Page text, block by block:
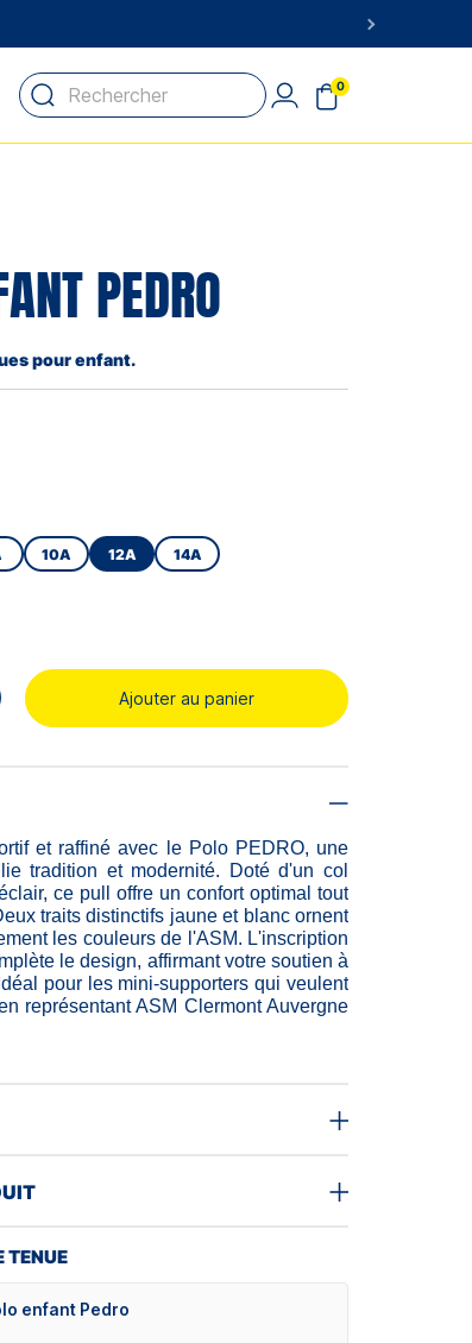
0
PEDRO
pour enfant.
10A 12A 14A
Ajouter au panier
et raffiné avec le Polo PEDRO, une
tradition et modernité. Doté d'un col
ce pull offre un confort optimal tout
traits distinctifs jaune et blanc ornent
les couleurs de l'ASM. L'inscription
le design, affirmant votre soutien à
pour les mini-supporters qui veulent
représentant ASM Clermont Auvergne
TENUE
enfant Pedro